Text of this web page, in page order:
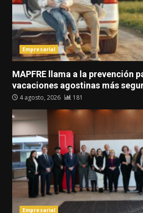
Empresarial
MAPFRE llama a la prevención
vacaciones agostinas más
4 agosto, 2026 181
Empresarial